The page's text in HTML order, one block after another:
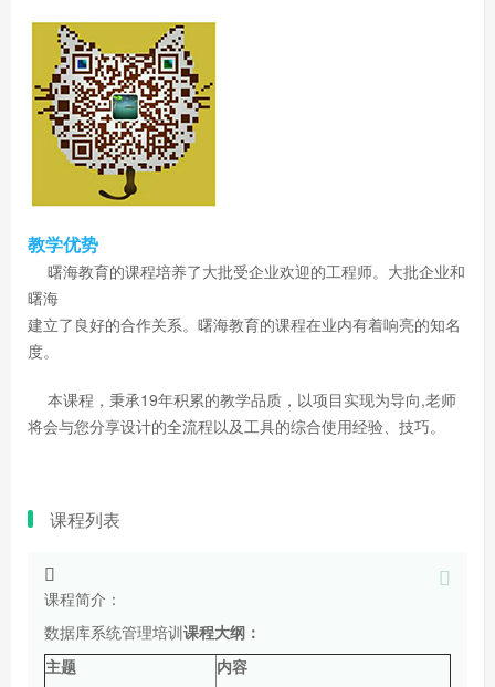
教学优势
曙海教育的课程培养了大批受企业欢迎的工程师。大批企业和
曙海
建立了良好的合作关系。曙海教育的课程在业内有着响亮的知名
度。
本课程，秉承19年积累的教学品质，以项目实现为导向,老师
将会与您分享设计的全流程以及工具的综合使用经验、技巧。
课程列表
课程简介：
数据库系统管理培训课程大纲：
主题
内容